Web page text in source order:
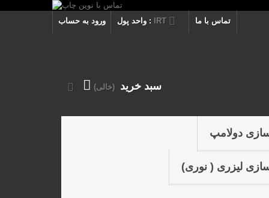
ورود به حساب واحد پول : IRT تماس با ما
سبد خرید (خالی)
دولامپ
لیزری ( نوری)